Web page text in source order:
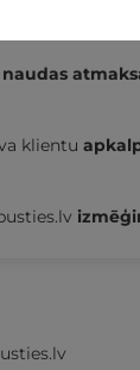
naudas
klientu